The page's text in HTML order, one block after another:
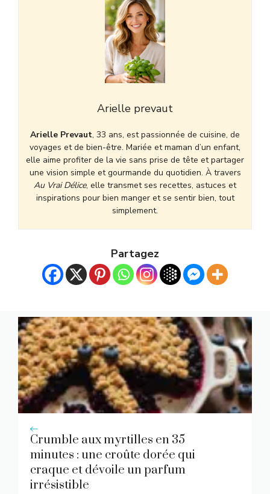
Arielle prevaut
Arielle Prevaut, 33 ans, est passionnée de cuisine, de
voyages et de bien-être. Mariée et maman d’un enfant,
elle aime profiter de la vie sans prise de tête et partager
une vision simple et gourmande du quotidien. À travers
Au Vrai Délice, elle transmet ses recettes, astuces et
inspirations pour bien manger et se sentir bien, tout
simplement.
Partagez
Crumble aux myrtilles en 35
minutes : une croûte dorée qui
craque et dévoile un parfum
irrésistible